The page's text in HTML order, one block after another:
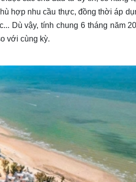
hợp nhu cầu thực, đồng thời áp
Dù vậy, tính chung 6 tháng năm
với cùng kỳ.